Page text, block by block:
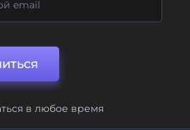
в любое время